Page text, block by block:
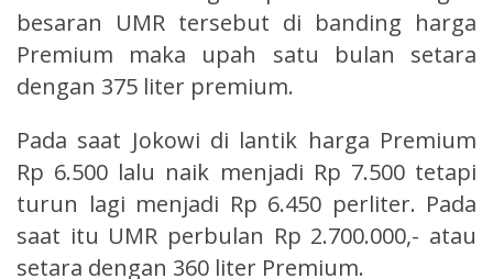
besaran UMR tersebut di banding harga
Premium maka upah satu bulan setara
dengan 375 liter premium.
Pada saat Jokowi di lantik harga Premium
Rp 6.500 lalu naik menjadi Rp 7.500 tetapi
turun lagi menjadi Rp 6.450 perliter. Pada
saat itu UMR perbulan Rp 2.700.000,- atau
setara dengan 360 liter Premium.